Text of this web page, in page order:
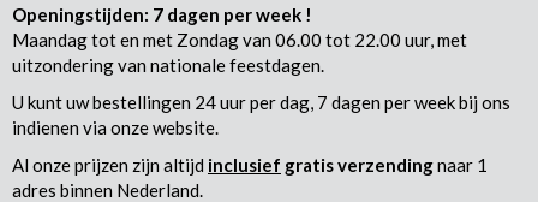
Openingstijden: 7 dagen per week !
Maandag tot en met Zondag van 06.00 tot 22.00 uur, met
uitzondering van nationale feestdagen.
U kunt uw bestellingen 24 uur per dag, 7 dagen per week bij ons
indienen via onze website.
Al onze prijzen zijn altijd inclusief gratis verzendingnaar 1
adres binnen Nederland.